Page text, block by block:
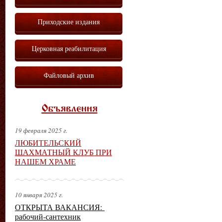
Приходские издания
Церковная реабилитация
Файловый архив
Объявления
19 февраля 2025 г.
ЛЮБИТЕЛЬСКИЙ
ШАХМАТНЫЙ КЛУБ ПРИ
НАШЕМ ХРАМЕ
10 января 2025 г.
ОТКРЫТА ВАКАНСИЯ:
рабочий-сантехник